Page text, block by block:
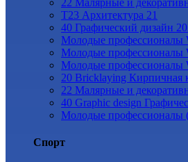
Т23 Архитектура 21
40 Графический дизайн
Молодые профессионалы
Молодые профессионалы
Молодые профессионалы
20 Bricklaying Кирпичная
22 Малярные и
40 Graphic design
Молодые профессионалы
Спорт